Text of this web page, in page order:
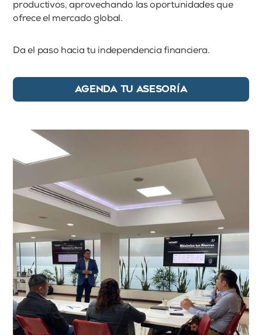
productivos, aprovechando las oportunidades que
ofrece el mercado global.
Da el paso hacia tu independencia financiera.
AGENDA TU ASESORÍA